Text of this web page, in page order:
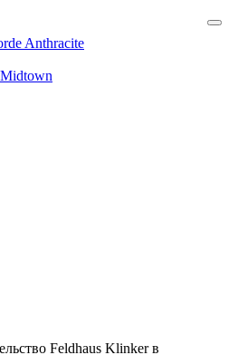
Anthracite
Feldhaus Klinker в